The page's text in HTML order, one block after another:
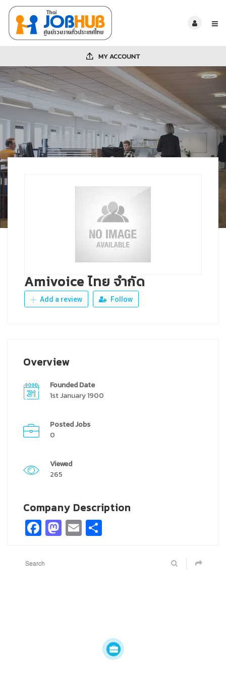
MY ACCOUNT
Amivoice ไทย จำกัด
Add a review Follow
Overview
Founded Date
1st January 1900
Posted Jobs
0
Viewed
265
Company Description
Facebook
Mastodon
Email